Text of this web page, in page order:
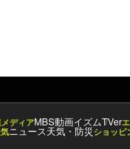
ディアMBS動画イズムTVer
ニュース天気・防災 ショッピ